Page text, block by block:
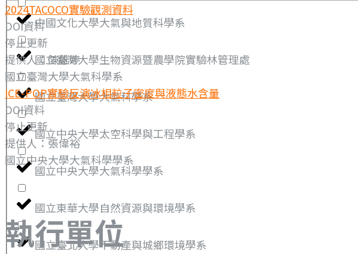
中國文化大學大氣與地質科學系
國立臺灣大學生物資源暨農學院實驗林管理處
國立臺灣大學大氣科學系
國立中央大學太空科學與工程學系
國立中央大學大氣科學學系
國立東華大學自然資源與環境學系
國立臺北大學不動產與城鄉環境學系
2024TACOCO實驗觀測資料
DOI資料
停止更新
提供人：陳維婷
國立臺灣大學大氣科學系
ICE-POP實驗反演冰相粒子密度與液態水含量
DOI資料
停止更新
提供人：張偉裕
國立中央大學大氣科學學系
執行單位